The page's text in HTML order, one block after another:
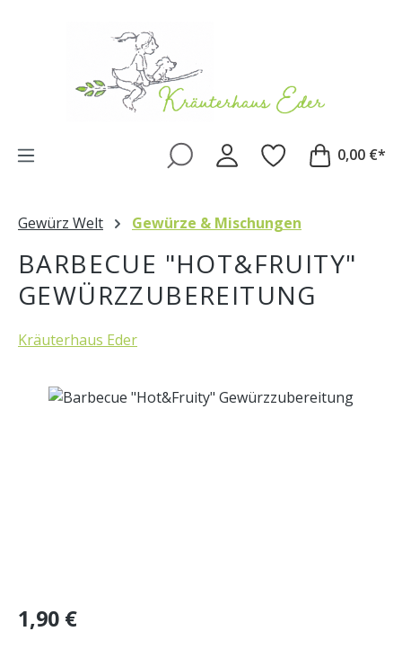
0,00 €*
Gewürz Welt Gewürze & Mischungen
BARBECUE "HOT&FRUITY"
GEWÜRZZUBEREITUNG
Kräuterhaus Eder
Bildergalerie überspringen
Regulärer Preis:
1,90 €